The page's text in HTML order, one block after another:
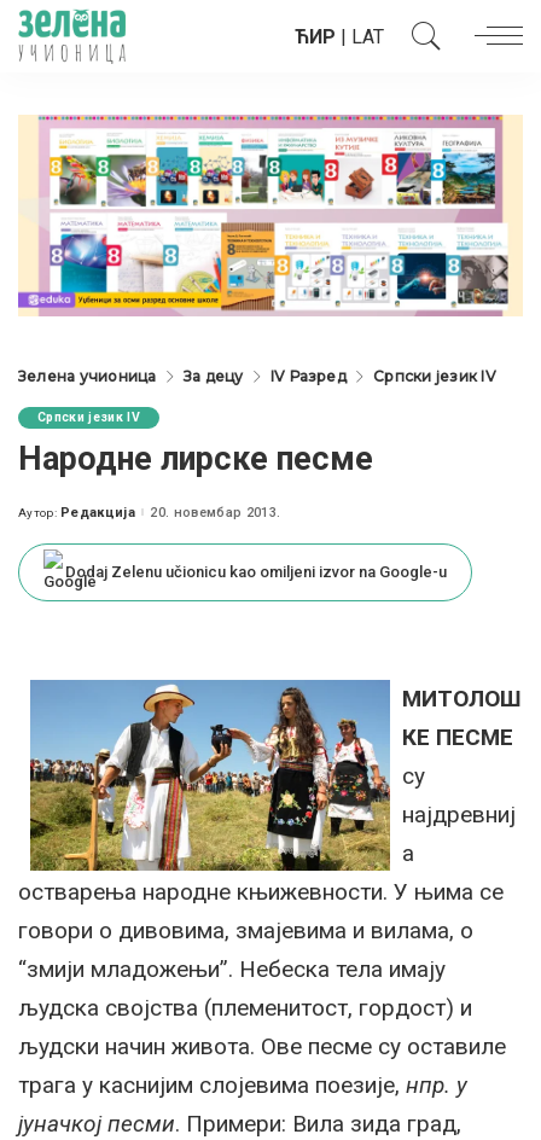
ЋИР | LAT
Зелена учионица За децу IV Разред Српски језик IV
Српски језик IV
Народне лирске песме
Posted
Аутор: Редакција 20. новембар 2013.
Dodaj Zelenu učionicu kao omiljeni izvor na Google-u
МИТОЛОШ
КЕ ПЕСМЕ
су
најдревниј
а
остварења народне књижевности. У њима се
говори о дивовима, змајевима и вилама, о
“змији младожењи”. Небеска тела имају
људска својства (племенитост, гордост) и
људски начин живота. Ове песме су оставиле
трага у каснијим слојевима поезије, нпр. у
јуначкој песми. Примери: Вила зида град,